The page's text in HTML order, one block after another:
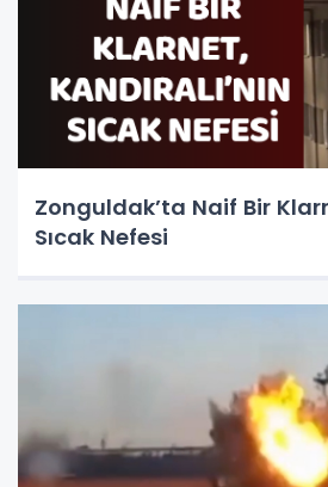
Zonguldak’ta Naif Bir
Sıcak Nefesi